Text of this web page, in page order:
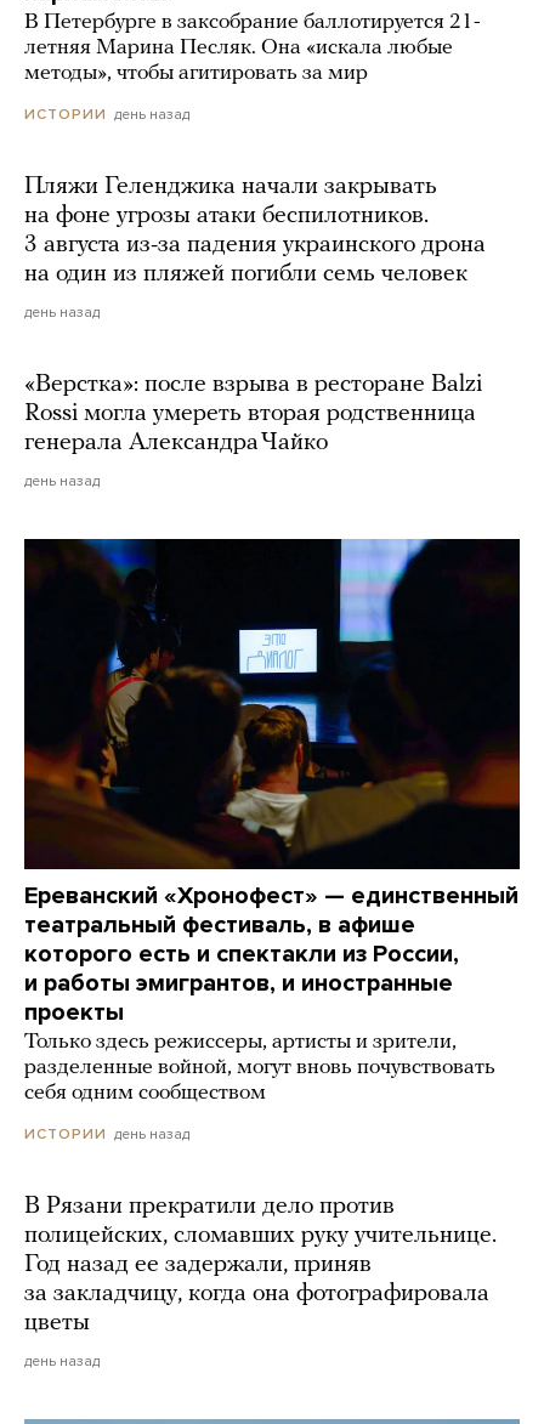
В Петербурге в заксобрание баллотируется 21-
летняя Марина Песляк. Она «искала любые
методы», чтобы агитировать за мир
ИСТОРИИ день назад
Пляжи Геленджика начали закрывать
на фоне угрозы атаки беспилотников.
3 августа из-за падения украинского дрона
на один из пляжей погибли семь человек
день назад
«Верстка»: после взрыва в ресторане Balzi
Rossi могла умереть вторая родственница
генерала Александра Чайко
день назад
Ереванский «Хронофест» — единственный
театральный фестиваль, в афише
которого есть и спектакли из России,
и работы эмигрантов, и иностранные
проекты
Только здесь режиссеры, артисты и зрители,
разделенные войной, могут вновь почувствовать
себя одним сообществом
ИСТОРИИ день назад
В Рязани прекратили дело против
полицейских, сломавших руку учительнице.
Год назад ее задержали, приняв
за закладчицу, когда она фотографировала
цветы
день назад